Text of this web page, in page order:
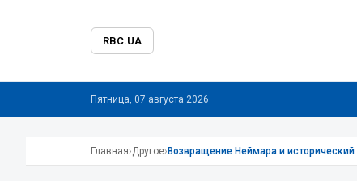
RBC.UA
Пятница, 07 августа 2026
Главная›Другое› Возвращение Неймара и